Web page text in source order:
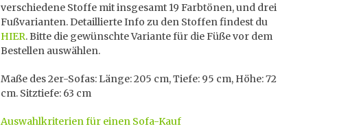
verschiedene Stoffe mit insgesamt 19 Farbtönen, und drei
Fußvarianten. Detaillierte Info zu den Stoffen findest du
HIER. Bitte die gewünschte Variante für die Füße vor dem
Bestellen auswählen.
Maße des 2er-Sofas: Länge: 205 cm, Tiefe: 95 cm, Höhe: 72
cm. Sitztiefe: 63 cm
Auswahlkriterien für einen Sofa-Kauf